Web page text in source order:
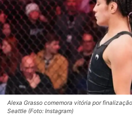
Alexa Grasso comemora vitória por
Seattle (Foto: Instagram)